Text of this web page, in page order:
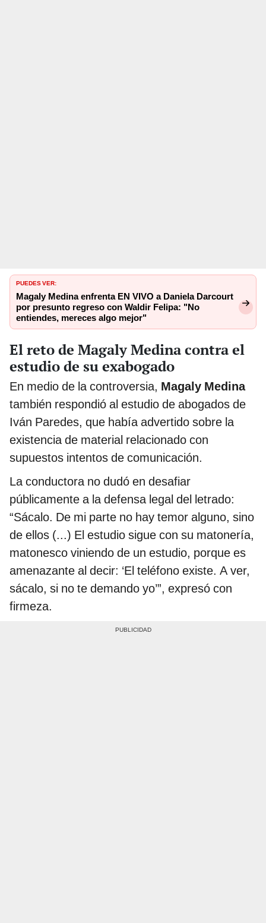
PUEDES VER:
Magaly Medina enfrenta EN VIVO a Daniela Darcourt
por presunto regreso con Waldir Felipa: "No
entiendes, mereces algo mejor"
El reto de Magaly Medina contra el
estudio de su exabogado
En medio de la controversia, Magaly Medina
también respondió al estudio de abogados de
Iván Paredes, que había advertido sobre la
existencia de material relacionado con
supuestos intentos de comunicación.
La conductora no dudó en desafiar
públicamente a la defensa legal del letrado:
“Sácalo. De mi parte no hay temor alguno, sino
de ellos (...) El estudio sigue con su matonería,
matonesco viniendo de un estudio, porque es
amenazante al decir: ‘El teléfono existe. A ver,
sácalo, si no te demando yo’”, expresó con
firmeza.